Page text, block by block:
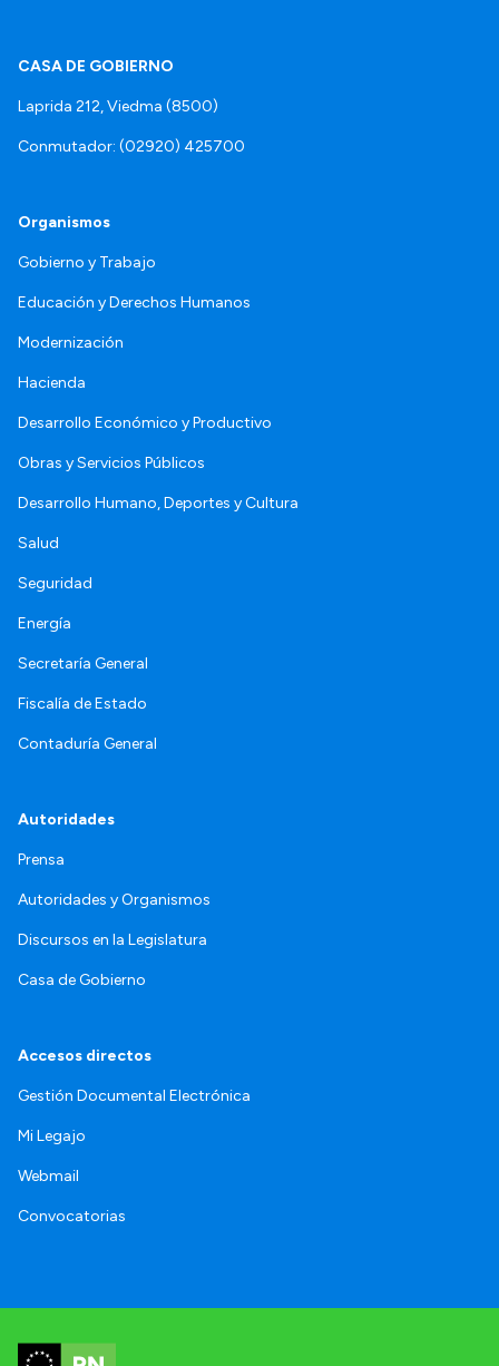
CASA DE GOBIERNO
Laprida 212, Viedma (8500)
Conmutador: (02920) 425700
Organismos
Gobierno y Trabajo
Educación y Derechos Humanos
Modernización
Hacienda
Desarrollo Económico y Productivo
Obras y Servicios Públicos
Desarrollo Humano, Deportes y Cultura
Salud
Seguridad
Energía
Secretaría General
Fiscalía de Estado
Contaduría General
Autoridades
Prensa
Autoridades y Organismos
Discursos en la Legislatura
Casa de Gobierno
Accesos directos
Gestión Documental Electrónica
Mi Legajo
Webmail
Convocatorias